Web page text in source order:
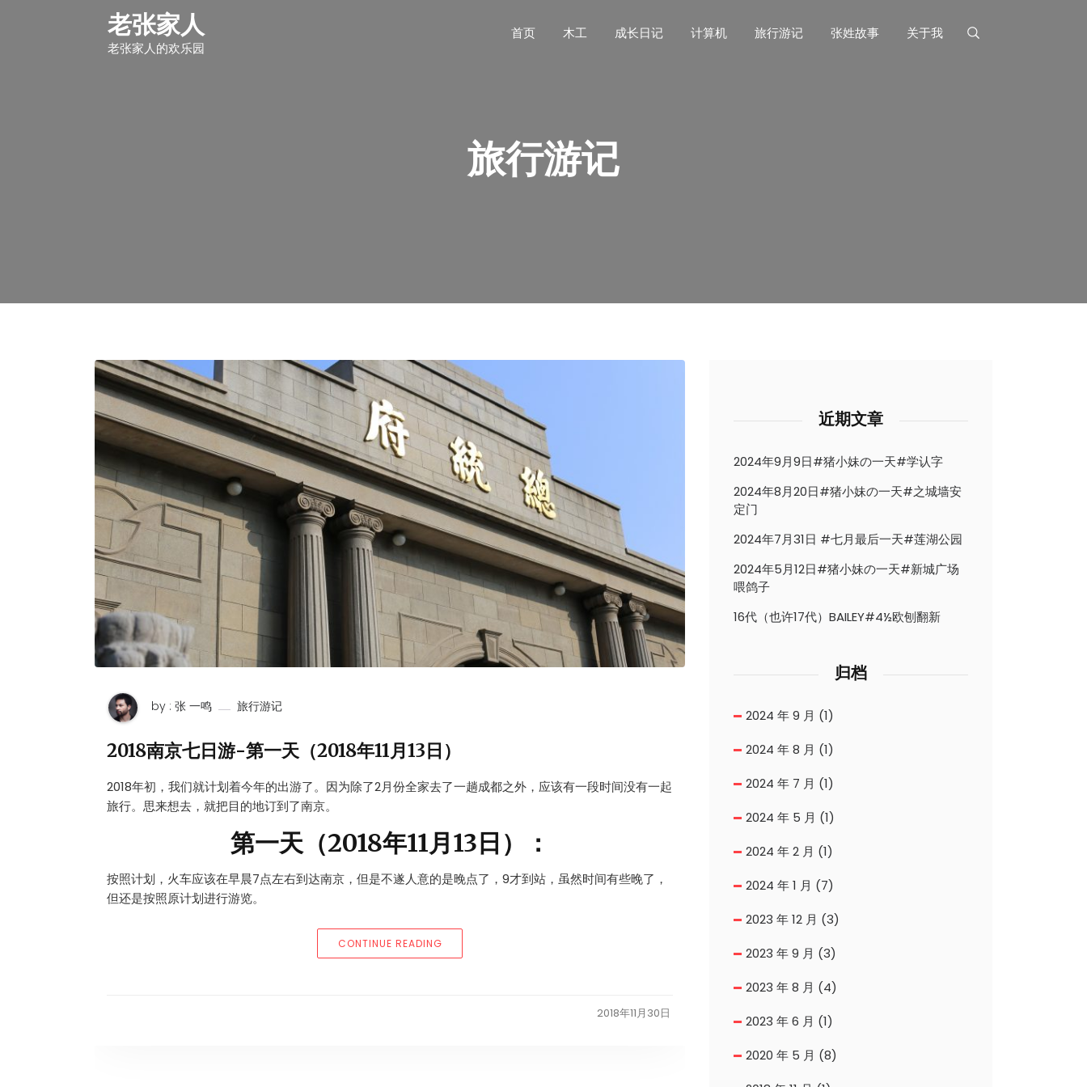
老张家人
老张家人的欢乐园
首页 木工 成长日记 计算机 旅行游记 张姓故事 关于我
旅行游记
by : 张 一鸣 旅行游记
2018南京七日游-第一天（2018年11月13日）
2018年初，我们就计划着今年的出游了。因为除了2月份全家去了一趟成都之外，应该有一段时间没有一起
旅行。思来想去，就把目的地订到了南京。
第一天（2018年11月13日）：
按照计划，火车应该在早晨7点左右到达南京，但是不遂人意的是晚点了，9才到站，虽然时间有些晚了，
但还是按照原计划进行游览。
CONTINUE READING“2018南京七日游-第一天（2018年11月13日）”
2018年11月30日
近期文章
2024年9月9日#猪小妹の一天#学认字
2024年8月20日#猪小妹の一天#之城墙安
定门
2024年7月31日 #七月最后一天#莲湖公园
2024年5月12日#猪小妹の一天#新城广场
喂鸽子
16代（也许17代）BAILEY#4½欧刨翻新
归档
2024 年 9 月 (1)
2024 年 8 月 (1)
2024 年 7 月 (1)
2024 年 5 月 (1)
2024 年 2 月 (1)
2024 年 1 月 (7)
2023 年 12 月 (3)
2023 年 9 月 (3)
2023 年 8 月 (4)
2023 年 6 月 (1)
2020 年 5 月 (8)